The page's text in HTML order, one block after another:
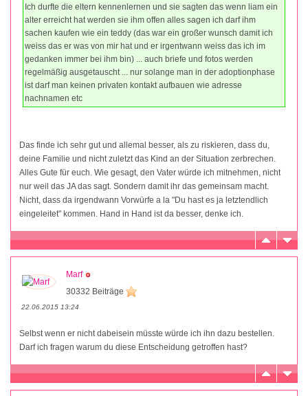
Ich durfte die eltern kennenlernen und sie sagten das wenn liam ein
alter erreicht hat werden sie ihm offen alles sagen ich darf ihm
sachen kaufen wie ein teddy (das war ein großer wunsch damit ich
weiss das er was von mir hat und er irgentwann weiss das ich im
gedanken immer bei ihm bin) ... auch briefe und fotos werden
regelmäßig ausgetauscht ... nur solange man in der adoptionphase
ist darf man keinen privaten kontakt aufbauen wie adresse
nachnamen etc
Das finde ich sehr gut und allemal besser, als zu riskieren, dass du,
deine Familie und nicht zuletzt das Kind an der Situation zerbrechen.
Alles Gute für euch. Wie gesagt, den Vater würde ich mitnehmen, nicht
nur weil das JA das sagt. Sondern damit ihr das gemeinsam macht.
Nicht, dass da irgendwann Vorwürfe a la "Du hast es ja letztendlich
eingeleitet" kommen. Hand in Hand ist da besser, denke ich.
Marf
30332 Beiträge
22.06.2015 13:24
Selbst wenn er nicht dabeisein müsste würde ich ihn dazu bestellen.
Darf ich fragen warum du diese Entscheidung getroffen hast?